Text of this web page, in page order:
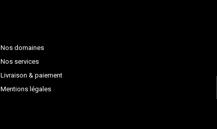
Nos domaines
Nos services
Livraison & paiement
Mentions légales